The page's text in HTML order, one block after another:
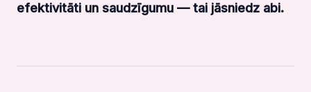
efektivitāti un saudzīgumu — tai jāsniedz abi.